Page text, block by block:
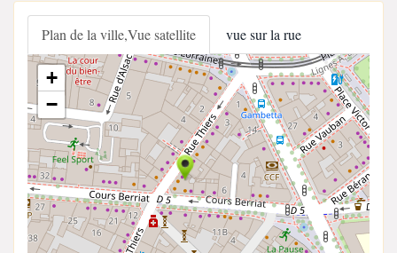
Plan de la ville,Vue satellite vue sur la rue
+
−